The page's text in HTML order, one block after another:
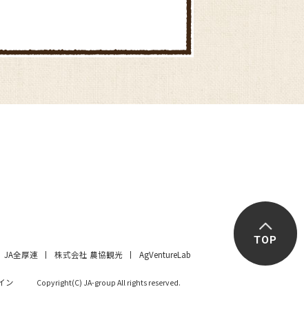
JA全厚連 株式会社 農協観光 AgVentureLab
ン Copyright(C) JA-group All rights reserved.
TOP